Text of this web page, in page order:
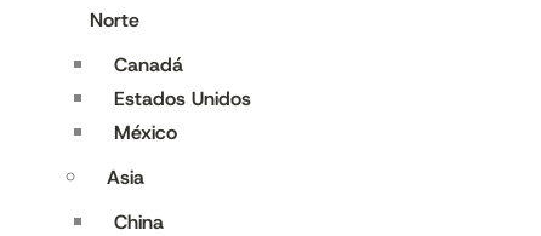
Norte
Canadá
Estados Unidos
México
Asia
China